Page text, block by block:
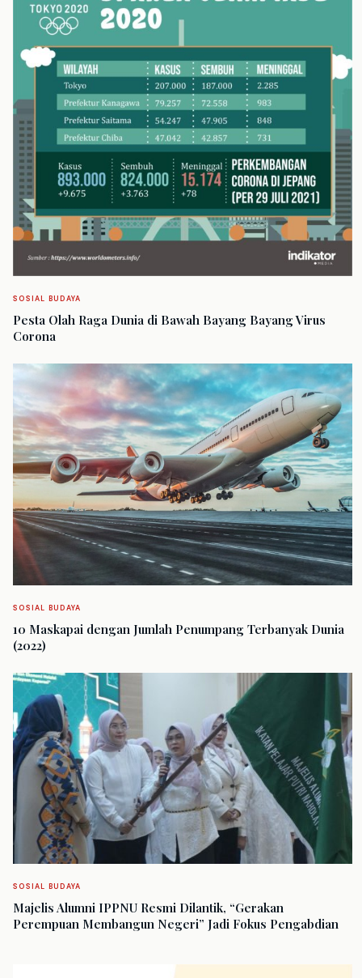
SOSIAL BUDAYA
Pesta Olah Raga Dunia di Bawah Bayang Bayang Virus
Corona
SOSIAL BUDAYA
10 Maskapai dengan Jumlah Penumpang Terbanyak Dunia
(2022)
SOSIAL BUDAYA
Majelis Alumni IPPNU Resmi Dilantik, “Gerakan
Perempuan Membangun Negeri” Jadi Fokus Pengabdian